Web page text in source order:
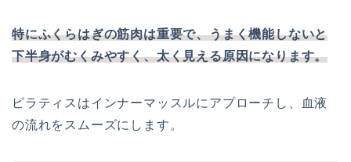
特にふくらはぎの筋肉は重要で、うまく機能しないと
下半身がむくみやすく、太く見える原因になります。
ピラティスはインナーマッスルにアプローチし、血液
の流れをスムーズにします。